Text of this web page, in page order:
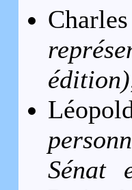
édition)
Sénat